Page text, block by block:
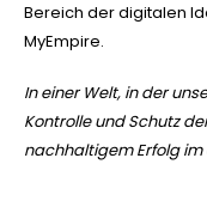
Bereich der digitalen
MyEmpire.
In einer Welt, in der
Kontrolle und Schutz
nachhaltigem Erfolg